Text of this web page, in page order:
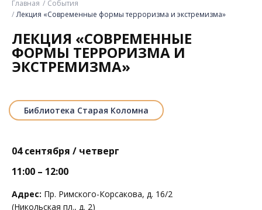
Главная
События
Лекция «Современные формы терроризма и экстремизма»
ЛЕКЦИЯ «СОВРЕМЕННЫЕ
ФОРМЫ ТЕРРОРИЗМА И
ЭКСТРЕМИЗМА»
Библиотека Старая Коломна
04 сентября / четверг
11:00 – 12:00
Адрес: Пр. Римского-Корсакова, д. 16/2
(Никольская пл., д. 2)